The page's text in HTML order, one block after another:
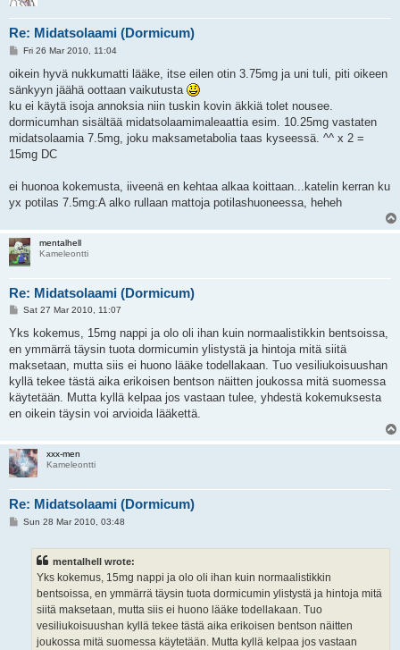
Re: Midatsolaami (Dormicum)
P
s
Fri 26 Mar 2010, 11:04
oikein hyvä nukkumatti lääke, itse eilen otin 3.75mg ja uni tuli, piti oikeen
sänkyyn jäähä oottaan vaikutusta
ku ei käytä isoja annoksia niin tuskin kovin äkkiä tolet nousee.
dormicumhan sisältää midatsolaamimaleaattia esim. 10.25mg vastaten
midatsolaamia 7.5mg, joku maksametabolia taas kyseessä. ^^ x 2 =
15mg DC
ei huonoa kokemusta, iiveenä en kehtaa alkaa koittaan...katelin kerran ku
yx potilas 7.5mg:A alko rullaan mattoja potilashuoneessa, heheh
mentalhell
Kameleontti
Re: Midatsolaami (Dormicum)
P
s
Sat 27 Mar 2010, 11:07
Yks kokemus, 15mg nappi ja olo oli ihan kuin normaalistikkin bentsoissa,
en ymmärrä täysin tuota dormicumin ylistystä ja hintoja mitä siitä
maksetaan, mutta siis ei huono lääke todellakaan. Tuo vesiliukoisuushan
kyllä tekee tästä aika erikoisen bentson näitten joukossa mitä suomessa
käytetään. Mutta kyllä kelpaa jos vastaan tulee, yhdestä kokemuksesta
en oikein täysin voi arvioida lääkettä.
xxx-men
Kameleontti
Re: Midatsolaami (Dormicum)
PSun 28 Mar 2010, 03:48
mentalhell wrote:
Yks kokemus, 15mg nappi ja olo oli ihan kuin normaalistikkin
bentsoissa, en ymmärrä täysin tuota dormicumin ylistystä ja hintoja mitä
siitä maksetaan, mutta siis ei huono lääke todellakaan. Tuo
vesiliukoisuushan kyllä tekee tästä aika erikoisen bentson näitten
joukossa mitä suomessa käytetään. Mutta kyllä kelpaa jos vastaan